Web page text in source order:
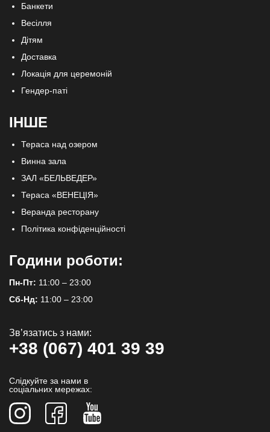
Банкети
Весілля
Дітям
Доставка
Локація для церемоній
Гендер-паті
ІНШЕ
Тераса над озером
Винна зала
ЗАЛ «БЕЛЬВЕДЕР»
Тераса «ВЕНЕЦІЯ»
Веранда ресторану
Політика конфіденційності
Години роботи:
Пн-Пт: 11:00 – 23:00
Сб-Нд: 11:00 – 23:00
Зв’язатись з нами:
+38 (067) 401 39 39
Слідкуйте за нами в
соціальних мережах: